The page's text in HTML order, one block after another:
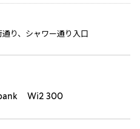
り、シャワー通り入口
Wi2 300